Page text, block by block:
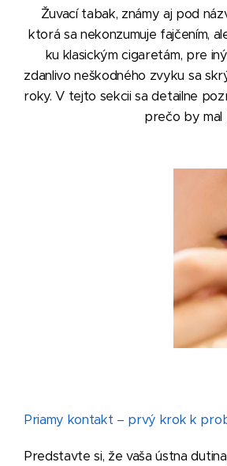
Žuvací tabak, známy aj pod
ktorá sa nekonzumuje fajčením,
ku klasickým cigaretám, pre
zdanlivo neškodného zvyku sa
roky. V tejto sekcii sa detailne
prečo by mal
Priamy kontakt – prvý krok k
Predstavte si, že vaša ústna